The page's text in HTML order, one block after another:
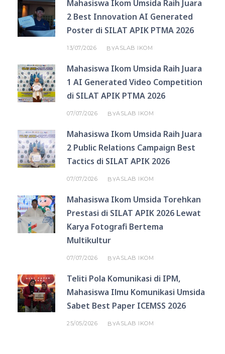
Mahasiswa Ikom Umsida Raih Juara
2 Best Innovation AI Generated
Poster di SILAT APIK PTMA 2026
13/07/2026 BYASLAB IKOM
Mahasiswa Ikom Umsida Raih Juara
1 AI Generated Video Competition
di SILAT APIK PTMA 2026
07/07/2026 BYASLAB IKOM
Mahasiswa Ikom Umsida Raih Juara
2 Public Relations Campaign Best
Tactics di SILAT APIK 2026
07/07/2026 BYASLAB IKOM
Mahasiswa Ikom Umsida Torehkan
Prestasi di SILAT APIK 2026 Lewat
Karya Fotografi Bertema
Multikultur
07/07/2026 BYASLAB IKOM
Teliti Pola Komunikasi di IPM,
Mahasiswa Ilmu Komunikasi Umsida
Sabet Best Paper ICEMSS 2026
25/05/2026 BYASLAB IKOM